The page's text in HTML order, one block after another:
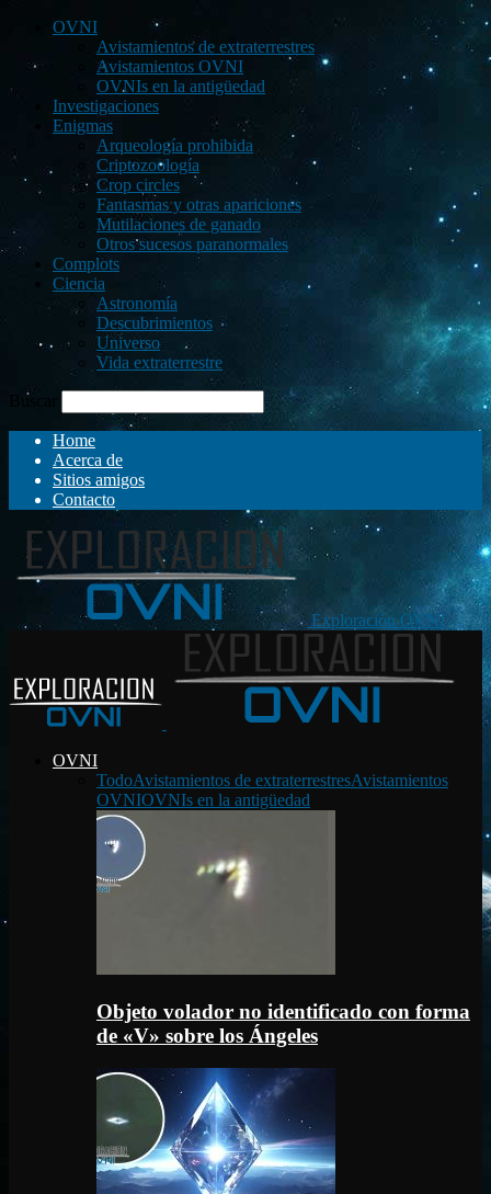
OVNI
Avistamientos de extraterrestres
Avistamientos OVNI
OVNIs en la antigüedad
Investigaciones
Enigmas
Arqueología prohibida
Criptozoología
Crop circles
Fantasmas y otras apariciones
Mutilaciones de ganado
Otros sucesos paranormales
Complots
Ciencia
Astronomía
Descubrimientos
Universo
Vida extraterrestre
Buscar
Home
Acerca de
Sitios amigos
Contacto
Exploración OVNI
OVNI
TodoAvistamientos de extraterrestresAvistamientos
OVNIOVNIs en la antigüedad
Objeto volador no identificado con forma
de «V» sobre los Ángeles